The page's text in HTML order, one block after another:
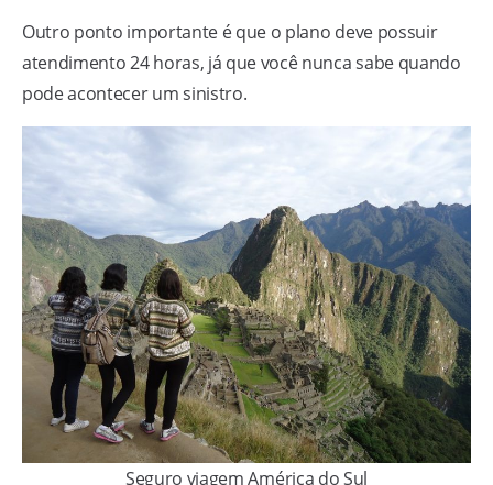
Outro ponto importante é que o plano deve possuir
atendimento 24 horas, já que você nunca sabe quando
pode acontecer um sinistro.
Seguro viagem América do Sul